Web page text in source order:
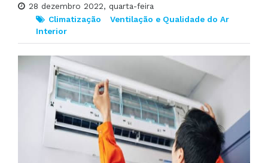
28 dezembro 2022, quarta-feira
Climatização
Ventilação e Qualidade do Ar
Interior